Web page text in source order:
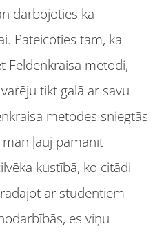
darbojoties kā
Pateicoties tam, ka
Feldenkraisa metodi,
tikt galā ar savu
metodes sniegtās
ļauj pamanīt
kustībā, ko citādi
ar studentiem
es viņu